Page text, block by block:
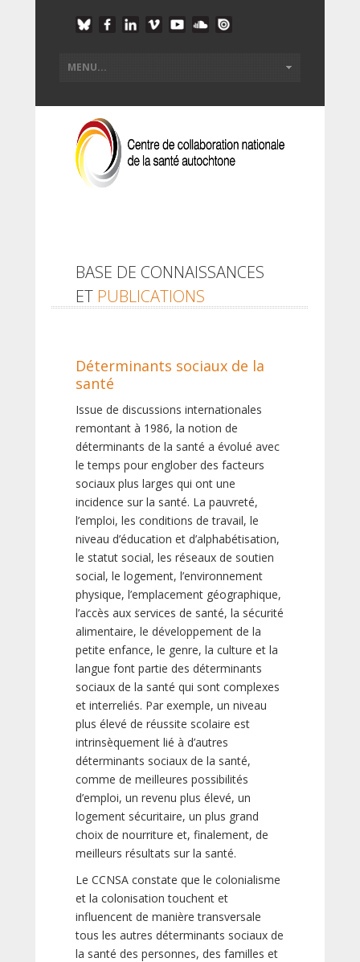
BASE DE CONNAISSANCES
ET PUBLICATIONS
Déterminants sociaux de la
santé
Issue de discussions internationales
remontant à 1986, la notion de
déterminants de la santé a évolué avec
le temps pour englober des facteurs
sociaux plus larges qui ont une
incidence sur la santé. La pauvreté,
l’emploi, les conditions de travail, le
niveau d’éducation et d’alphabétisation,
le statut social, les réseaux de soutien
social, le logement, l’environnement
physique, l’emplacement géographique,
l’accès aux services de santé, la sécurité
alimentaire, le développement de la
petite enfance, le genre, la culture et la
langue font partie des déterminants
sociaux de la santé qui sont complexes
et interreliés. Par exemple, un niveau
plus élevé de réussite scolaire est
intrinsèquement lié à d’autres
déterminants sociaux de la santé,
comme de meilleures possibilités
d’emploi, un revenu plus élevé, un
logement sécuritaire, un plus grand
choix de nourriture et, finalement, de
meilleurs résultats sur la santé.
Le CCNSA constate que le colonialisme
et la colonisation touchent et
influencent de manière transversale
tous les autres déterminants sociaux de
la santé des personnes, des familles et